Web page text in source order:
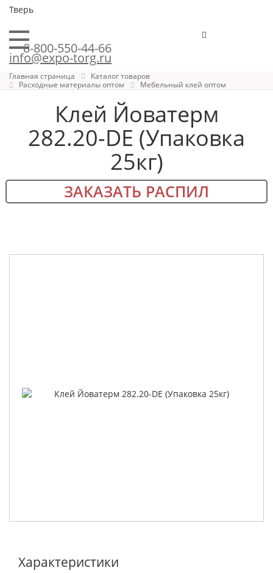
Тверь
8-800-550-44-66
info@expo-torg.ru
Главная страница
Каталог товаров
Расходные материалы оптом
Мебельный клей оптом
Клей Йоватерм
282.20-DE (Упаковка
25кг)
ЗАКАЗАТЬ РАСПИЛ
Характеристики